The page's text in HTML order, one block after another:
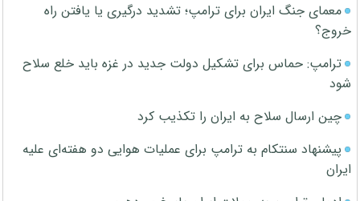
معمای جنگ ایران برای ترامپ؛ تشدید درگیری یا یافتن راه
خروج؟
ترامپ: حماس برای تشکیل دولت جدید در غزه باید خلع سلاح
شود
چین ارسال سلاح به ایران را تکذیب کرد
پیشنهاد سنتکام به ترامپ برای عملیات هوایی دو هفته‌ای علیه
ایران